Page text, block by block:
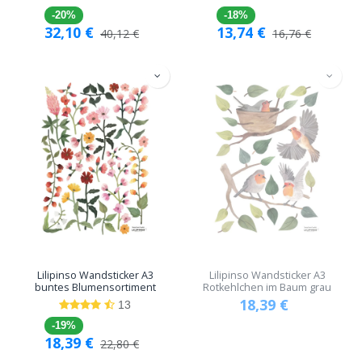
-20%
32,10 € 40,12€
-18%
13,74 € 16,76€
Lilipinso Wandsticker A3
buntes Blumensortiment
13
-19%
18,39 € 22,80€
Lilipinso Wandsticker A3
Rotkehlchen im Baum grau
18,39 €